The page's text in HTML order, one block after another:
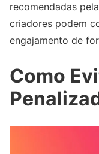
recomendadas
criadores podem
engajamento de
Como